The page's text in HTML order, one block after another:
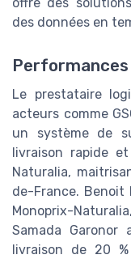
des données en
Le prestataire
acteurs comme
un système de
livraison rapide
Naturalia,
de-France.
Monoprix-
Samada
livraison de 20